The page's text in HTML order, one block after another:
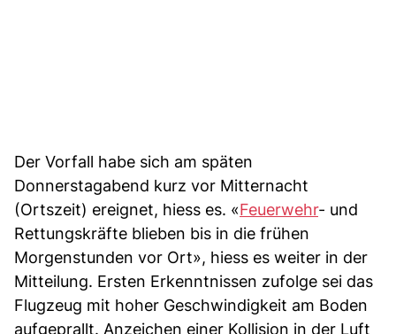
Der Vorfall habe sich am späten
Donnerstagabend kurz vor Mitternacht
(Ortszeit) ereignet, hiess es. «Feuerwehr- und
Rettungskräfte blieben bis in die frühen
Morgenstunden vor Ort», hiess es weiter in der
Mitteilung. Ersten Erkenntnissen zufolge sei das
Flugzeug mit hoher Geschwindigkeit am Boden
aufgeprallt. Anzeichen einer Kollision in der Luft